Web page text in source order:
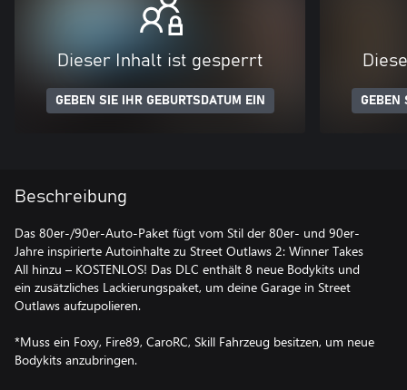
Dieser Inhalt ist gesperrt
GEBEN SIE IHR GEBURTSDATUM EIN GEBEN
Beschreibung
Das 80er-/90er-Auto-Paket fügt vom Stil der 80er- und 90er-
Jahre inspirierte Autoinhalte zu Street Outlaws 2: Winner Takes
All hinzu – KOSTENLOS! Das DLC enthält 8 neue Bodykits und
ein zusätzliches Lackierungspaket, um deine Garage in Street
Outlaws aufzupolieren.
*Muss ein Foxy, Fire89, CaroRC, Skill Fahrzeug besitzen, um neue
Bodykits anzubringen.